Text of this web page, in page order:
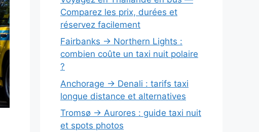
Comparez les prix, durées et
réservez facilement
Fairbanks → Northern Lights :
combien coûte un taxi nuit polaire
?
Anchorage → Denali : tarifs taxi
longue distance et alternatives
Tromsø → Aurores : guide taxi nuit
et spots photos